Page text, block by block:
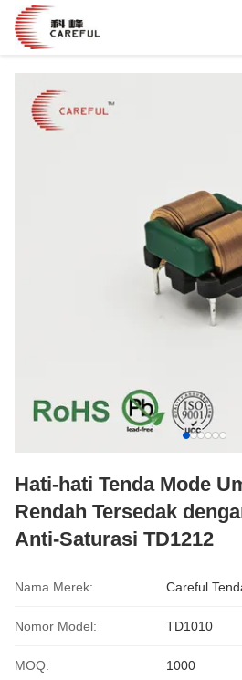
Hati-hati Tenda Mode
Rendah Tersedak
Anti-Saturasi TD1212
Nama Merek: Careful
Nomor Model: TD1010
MOQ: 1000